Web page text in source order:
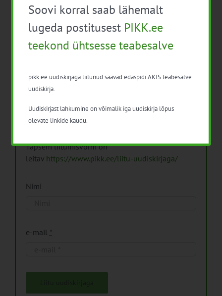
Pikk.ee uudiskirjaga liitumine.
Isikuandmeid töötleme vastavalt
Isikuandmete
Täpsem liitumisvorm on
leitav https://www.pikk.ee/liitu-uudiskirjaga/
Nimi
e-mail *
Soovi korral saab lähemalt
lugeda postitusest PIKK.ee
teekond ühtsesse teabesalve
pikk.ee uudiskirjaga liitunud saavad edaspidi AKIS teabesalve
uudiskirja.
Uudiskirjast lahkumine on võimalik iga uudiskirja lõpus
olevate linkide kaudu.